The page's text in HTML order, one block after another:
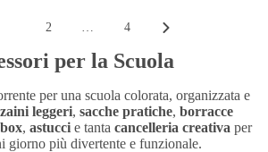
2 4
per la Scuola
per una scuola colorata, organizzata e
zaini leggeri, sacche pratiche, borracce
, astucci e tanta cancelleria creativa per
giorno più divertente e funzionale.